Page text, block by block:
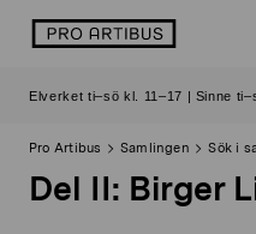
logo
Elverket ti–sö kl. 11–17 | Sinne
Pro Artibus Samlingen Sök i
Del II: Birger